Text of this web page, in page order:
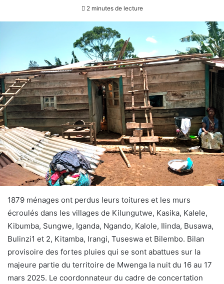
2 minutes de lecture
1879 ménages ont perdus leurs toitures et les murs
écroulés dans les villages de Kilungutwe, Kasika, Kalele,
Kibumba, Sungwe, Iganda, Ngando, Kalole, Ilinda, Busawa,
Bulinzi1 et 2, Kitamba, Irangi, Tuseswa et Bilembo. Bilan
provisoire des fortes pluies qui se sont abattues sur la
majeure partie du territoire de Mwenga la nuit du 16 au 17
mars 2025. Le coordonnateur du cadre de concertation